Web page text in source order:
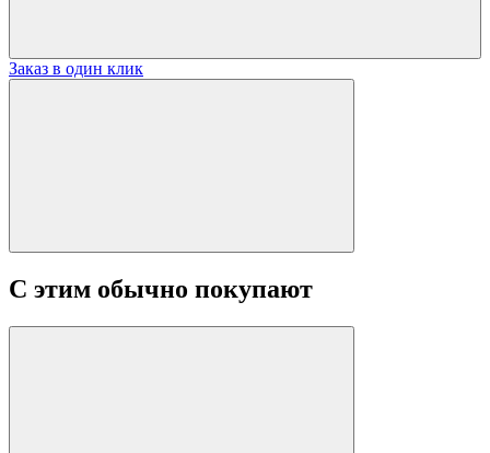
Заказ в один клик
С этим обычно покупают